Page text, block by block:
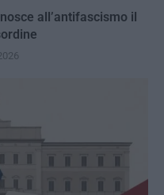
all’antifascismo il